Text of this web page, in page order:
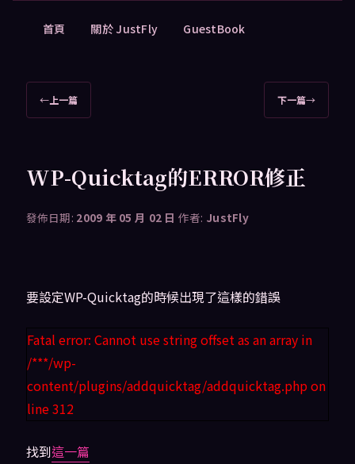
首頁 關於 JustFly GuestBook
章
←上一篇 下一篇→
WP-Quicktag的ERROR修正
發佈日期: 2009 年 05 月 02 日 作者: JustFly
要設定WP-Quicktag的時候出現了這樣的錯誤
Fatal error: Cannot use string offset as an array in
/***/wp-
content/plugins/addquicktag/addquicktag.php on
line 312
找到這一篇